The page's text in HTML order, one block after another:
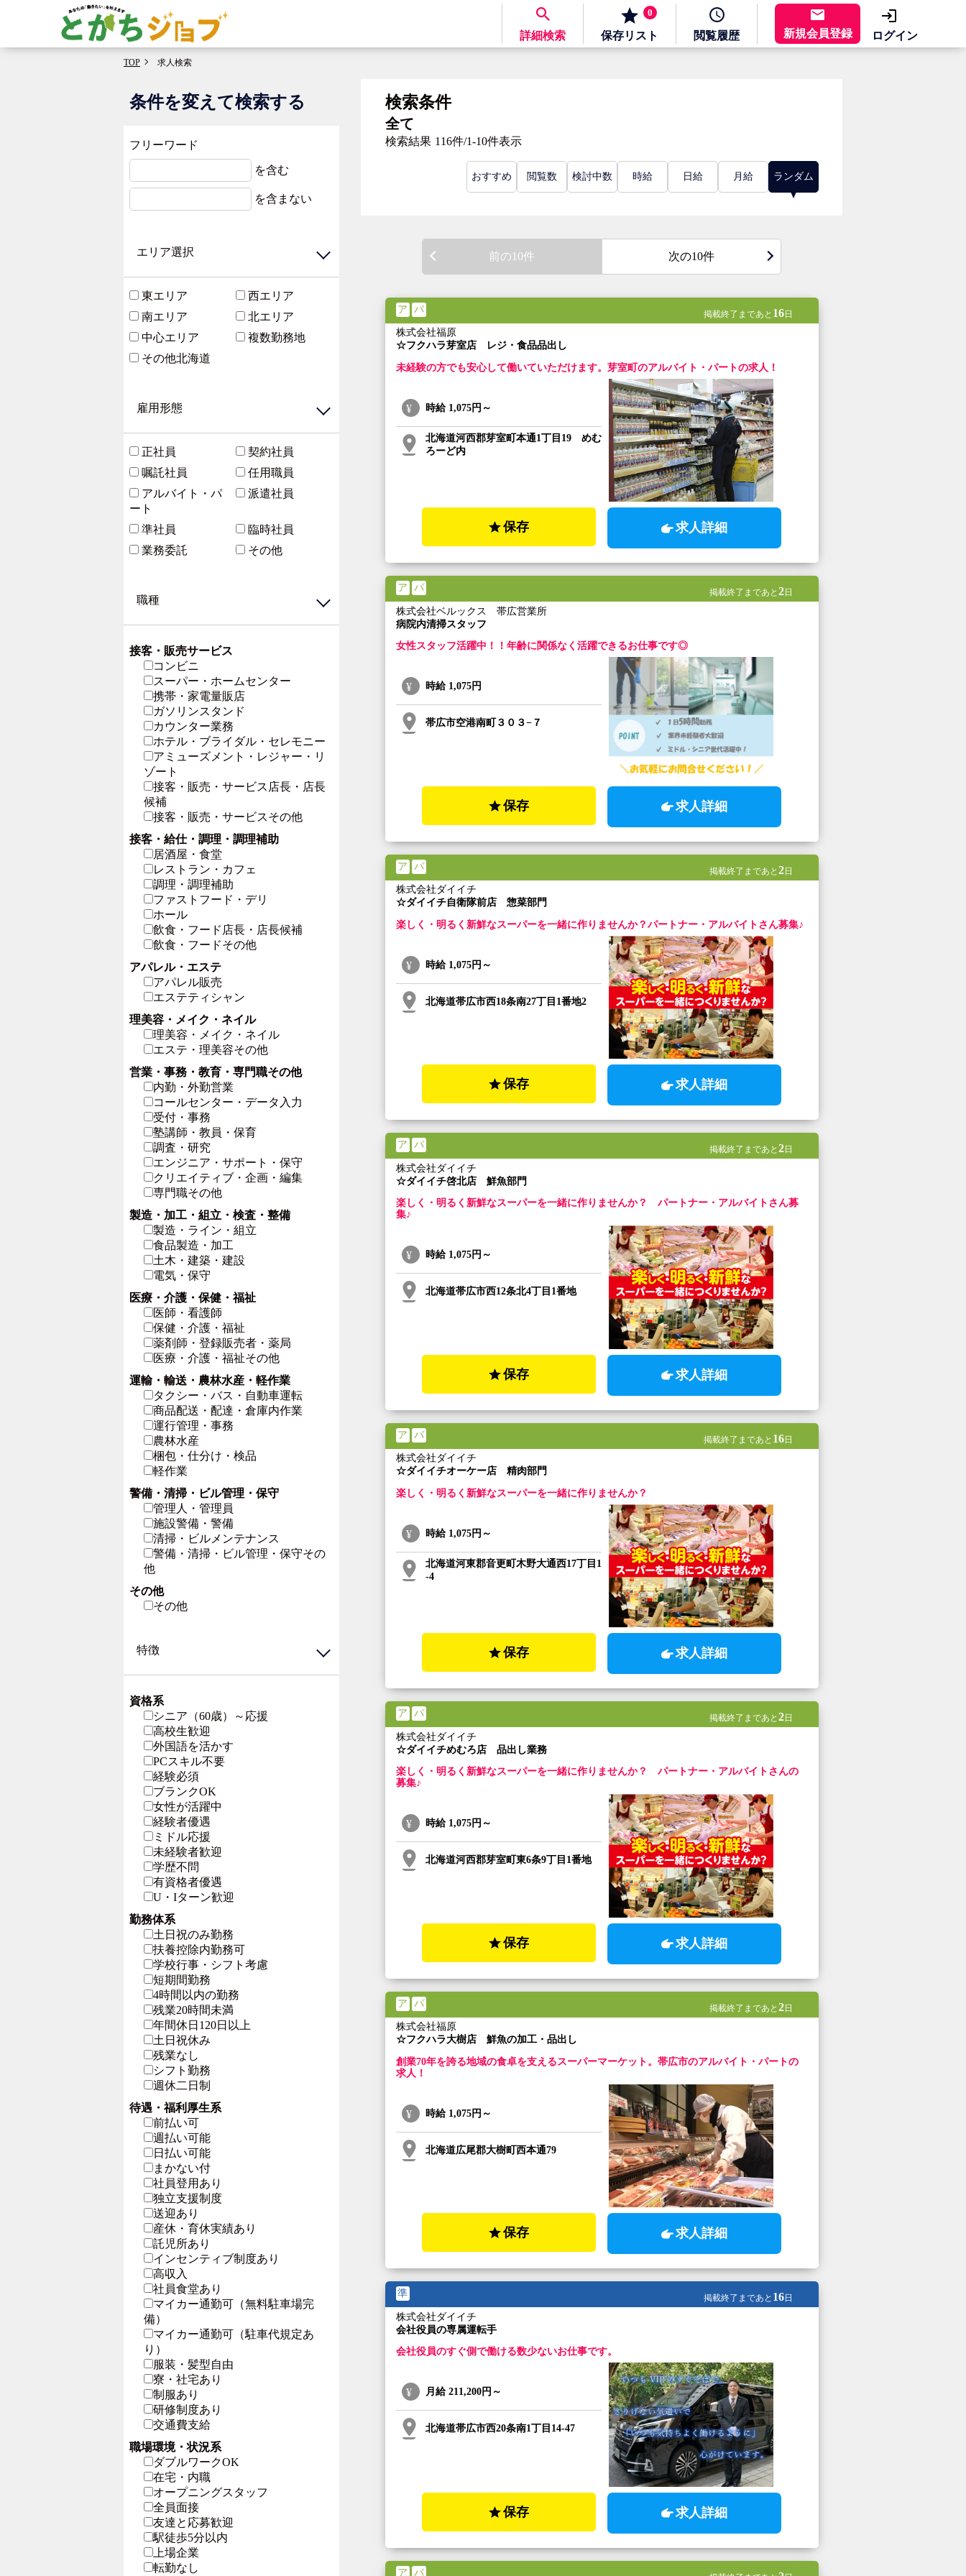
詳細検索 保存リスト
0
閲覧履歴 新規会員登録 ログイン
TOP 求人検索
検索条件
全て
検索結果 116件/1-10件表示
おすすめ 閲覧数 検討中数 時給 日給 月給 ランダム
前の10件 次の10件
ア パ 掲載終了まであと 16日
株式会社福原
☆フクハラ芽室店 レジ・食品品出し
未経験の方でも安心して働いていただけます。芽室町のアルバイト・パートの求人！
時給 1,075円～
北海道河西郡芽室町本通1丁目19 めむ
ろーど内
保存 求人詳細
ア パ 掲載終了まであと2日
株式会社ベルックス 帯広営業所
病院内清掃スタッフ
女性スタッフ活躍中！！年齢に関係なく活躍できるお仕事です◎
時給 1,075円
帯広市空港南町３０３−７
保存 求人詳細
ア パ 掲載終了まであと2日
株式会社ダイイチ
☆ダイイチ自衛隊前店 惣菜部門
楽しく・明るく新鮮なスーパーを一緒に作りませんか？パートナー・アルバイトさん募集♪
時給 1,075円～
北海道帯広市西18条南27丁目1番地2
保存 求人詳細
ア パ 掲載終了まであと2日
株式会社ダイイチ
☆ダイイチ啓北店 鮮魚部門
楽しく・明るく新鮮なスーパーを一緒に作りませんか？ パートナー・アルバイトさん募
集♪
時給 1,075円～
北海道帯広市西12条北4丁目1番地
保存 求人詳細
ア パ 掲載終了まであと 16日
株式会社ダイイチ
☆ダイイチオーケー店 精肉部門
楽しく・明るく新鮮なスーパーを一緒に作りませんか？
時給 1,075円～
北海道河東郡音更町木野大通西17丁目1
-4
保存 求人詳細
ア パ 掲載終了まであと2日
株式会社ダイイチ
☆ダイイチめむろ店 品出し業務
楽しく・明るく新鮮なスーパーを一緒に作りませんか？ パートナー・アルバイトさんの
募集♪
時給 1,075円～
北海道河西郡芽室町東6条9丁目1番地
保存 求人詳細
ア パ 掲載終了まであと2日
株式会社福原
☆フクハラ大樹店 鮮魚の加工・品出し
創業70年を誇る地域の食卓を支えるスーパーマーケット。帯広市のアルバイト・パートの
求人！
時給 1,075円～
北海道広尾郡大樹町西本通79
保存 求人詳細
準 掲載終了まであと 16日
株式会社ダイイチ
会社役員の専属運転手
会社役員のすぐ側で働ける数少ないお仕事です。
月給 211,200円～
北海道帯広市西20条南1丁目14-47
保存 求人詳細
ア パ
条件を変えて検索する
フリーワード
を含む
を含まない
エリア選択
東エリア
西エリア
南エリア
北エリア
中心エリア
複数勤務地
その他北海道
雇用形態
正社員
契約社員
嘱託社員
任用職員
アルバイト・パ
ート
派遣社員
準社員
臨時社員
業務委託
その他
職種
接客・販売サービス
コンビニ
スーパー・ホームセンター
携帯・家電量販店
ガソリンスタンド
カウンター業務
ホテル・ブライダル・セレモニー
アミューズメント・レジャー・リ
ゾート
接客・販売・サービス店長・店長
候補
接客・販売・サービスその他
接客・給仕・調理・調理補助
居酒屋・食堂
レストラン・カフェ
調理・調理補助
ファストフード・デリ
ホール
飲食・フード店長・店長候補
飲食・フードその他
アパレル・エステ
アパレル販売
エステティシャン
理美容・メイク・ネイル
理美容・メイク・ネイル
エステ・理美容その他
営業・事務・教育・専門職その他
内勤・外勤営業
コールセンター・データ入力
受付・事務
塾講師・教員・保育
調査・研究
エンジニア・サポート・保守
クリエイティブ・企画・編集
専門職その他
製造・加工・組立・検査・整備
製造・ライン・組立
食品製造・加工
土木・建築・建設
電気・保守
医療・介護・保健・福祉
医師・看護師
保健・介護・福祉
薬剤師・登録販売者・薬局
医療・介護・福祉その他
運輸・輸送・農林水産・軽作業
タクシー・バス・自動車運転
商品配送・配達・倉庫内作業
運行管理・事務
農林水産
梱包・仕分け・検品
軽作業
警備・清掃・ビル管理・保守
管理人・管理員
施設警備・警備
清掃・ビルメンテナンス
警備・清掃・ビル管理・保守その
他
その他
その他
特徴
資格系
シニア（60歳）～応援
高校生歓迎
外国語を活かす
PCスキル不要
経験必須
ブランクOK
女性が活躍中
経験者優遇
ミドル応援
未経験者歓迎
学歴不問
有資格者優遇
U・Iターン歓迎
勤務体系
土日祝のみ勤務
扶養控除内勤務可
学校行事・シフト考慮
短期間勤務
4時間以内の勤務
残業20時間未満
年間休日120日以上
土日祝休み
残業なし
シフト勤務
週休二日制
待遇・福利厚生系
前払い可
週払い可能
日払い可能
まかない付
社員登用あり
独立支援制度
送迎あり
産休・育休実績あり
託児所あり
インセンティブ制度あり
高収入
社員食堂あり
マイカー通勤可（無料駐車場完
備）
マイカー通勤可（駐車代規定あ
り）
服装・髪型自由
寮・社宅あり
制服あり
研修制度あり
交通費支給
職場環境・状況系
ダブルワークOK
在宅・内職
オープニングスタッフ
全員面接
友達と応募歓迎
駅徒歩5分以内
上場企業
転勤なし